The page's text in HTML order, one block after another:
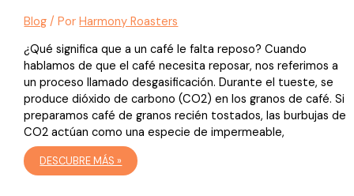
Blog / PorHarmony Roasters
¿Qué significa que a un café le falta reposo? Cuando
hablamos de que el café necesita reposar, nos referimos a
un proceso llamado desgasificación. Durante el tueste, se
produce dióxido de carbono (CO2) en los granos de café. Si
preparamos café de granos recién tostados, las burbujas de
CO2 actúan como una especie de impermeable,
EL
CAFÉ
NECESITA
DESCUBRE MÁS »